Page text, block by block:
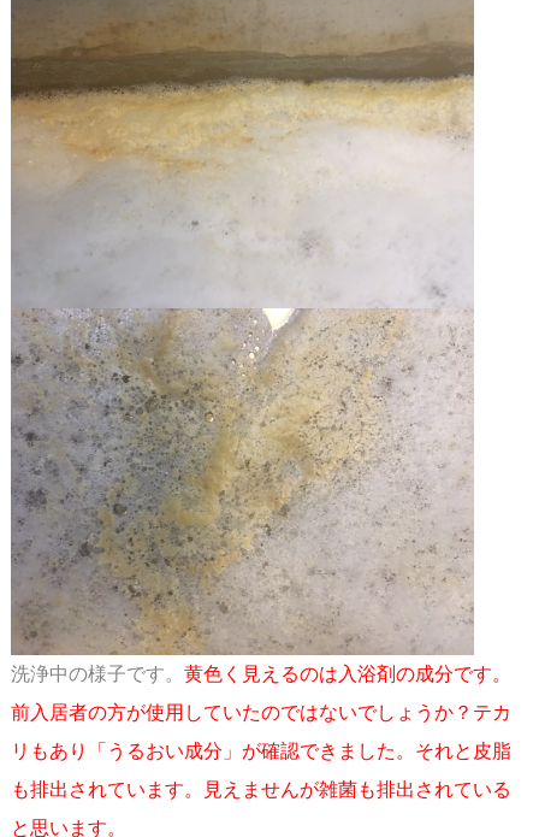
洗浄中の様子です。 黄色く見えるのは入浴剤の成分です。
前入居者の方が使用していたのではないでしょうか？テカ
リもあり「うるおい成分」が確認できました。 それと皮脂
も排出されています。見えませんが雑菌も排出されている
と思います。